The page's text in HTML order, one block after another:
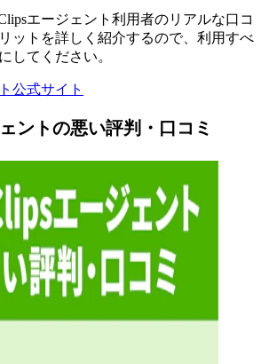
エージェント利用者のリアルな口コ
ットを詳しく紹介するので、利用すべ
してください。
公式サイト
ントの悪い評判・口コミ